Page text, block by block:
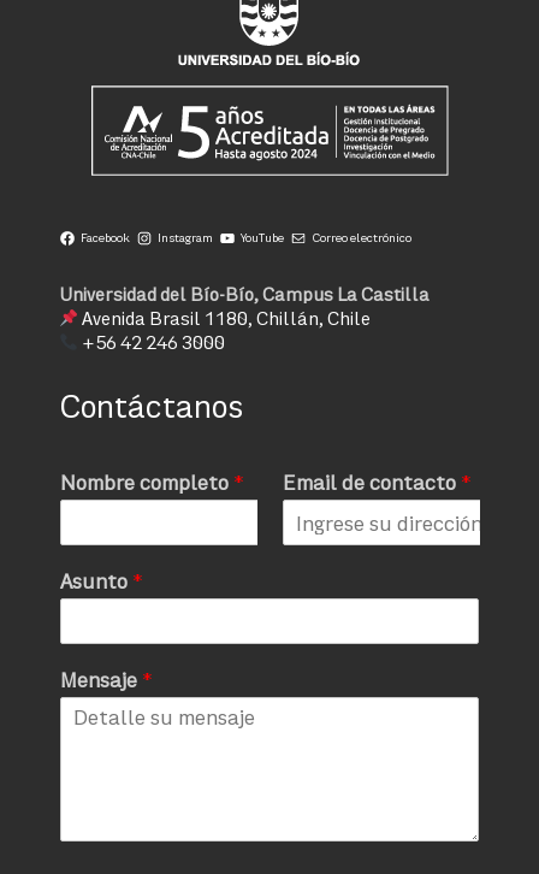
Facebook Instagram YouTube Correo electrónico
Universidad del Bío-Bío, Campus La Castilla
Avenida Brasil 1180, Chillán, Chile
+56 42 246 3000
Contáctanos
Nombre completo * Email de contacto *
Asunto *
Mensaje *